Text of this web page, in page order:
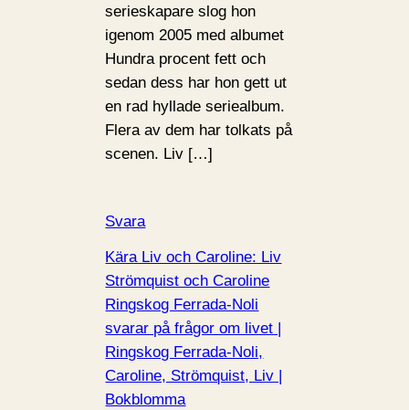
serieskapare slog hon
igenom 2005 med albumet
Hundra procent fett och
sedan dess har hon gett ut
en rad hyllade seriealbum.
Flera av dem har tolkats på
scenen. Liv […]
Svara
Kära Liv och Caroline: Liv
Strömquist och Caroline
Ringskog Ferrada-Noli
svarar på frågor om livet |
Ringskog Ferrada-Noli,
Caroline, Strömquist, Liv |
Bokblomma